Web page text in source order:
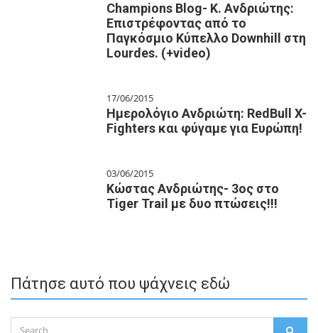
Champions Blog- Κ. Ανδριώτης:
Επιστρέφοντας από το
Παγκόσμιο Κύπελλο Downhill στη
Lourdes. (+video)
17/06/2015
Ημερολόγιο Ανδριώτη: RedBull X-
Fighters και φύγαμε για Ευρώπη!
03/06/2015
Κώστας Ανδριώτης- 3ος στο
Tiger Trail με δυο πτώσεις!!!
Πάτησε αυτό που ψάχνεις εδώ
Search